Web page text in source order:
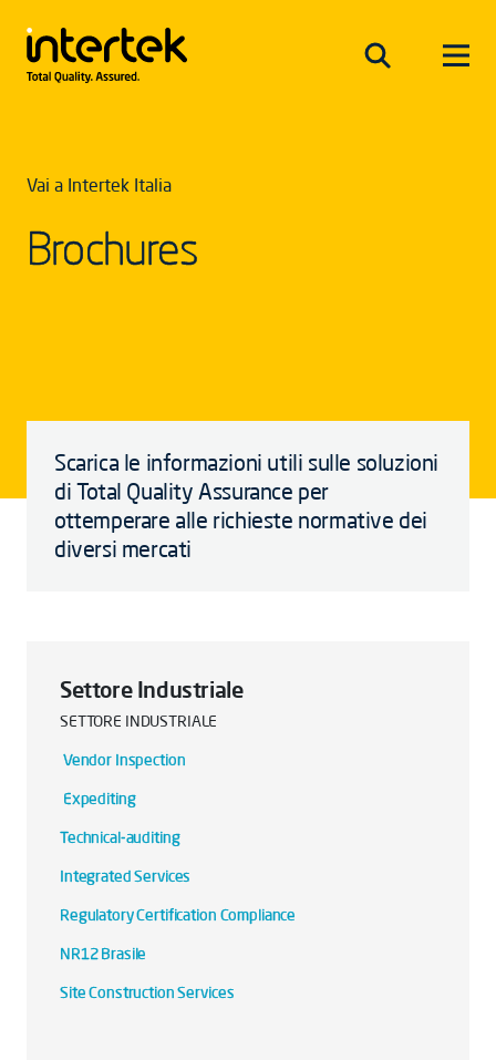
Vai a Intertek Italia
Brochures
Scarica le informazioni utili sulle soluzioni
di Total Quality Assurance per
ottemperare alle richieste normative dei
diversi mercati
Settore Industriale
SETTORE INDUSTRIALE
Vendor Inspection
Expediting
Technical-auditing
Integrated Services
Regulatory Certification Compliance
NR12 Brasile
Site Construction Services